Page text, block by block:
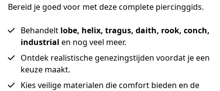
Bereid je goed voor met deze complete piercinggids.
Behandelt lobe, helix, tragus, daith, rook, conch,
industrial en nog veel meer.
Ontdek realistische genezingstijden voordat je een
keuze maakt.
Kies veilige materialen die comfort bieden en de